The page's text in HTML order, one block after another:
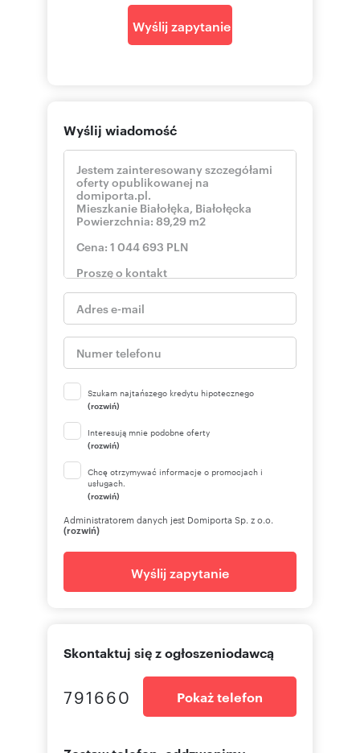
791 pokaż telefon
Wyślij zapytanie
Wyślij wiadomość
Szukam najtańszego kredytu hipotecznego
(rozwiń)
Interesują mnie podobne oferty
(rozwiń)
Chcę otrzymywać informacje o promocjach i
usługach.
(rozwiń)
Administratorem danych jest Domiporta Sp. z o.o.
(rozwiń)
Wyślij zapytanie
Skontaktuj się z ogłoszeniodawcą
791660 Pokaż telefon